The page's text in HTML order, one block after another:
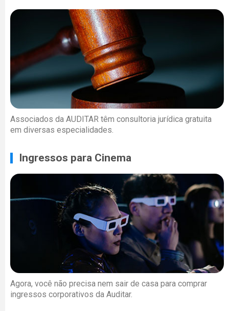
Associados da AUDITAR têm consultoria jurídica gratuita
em diversas especialidades.
Ingressos para Cinema
Agora, você não precisa nem sair de casa para comprar
ingressos corporativos da Auditar.